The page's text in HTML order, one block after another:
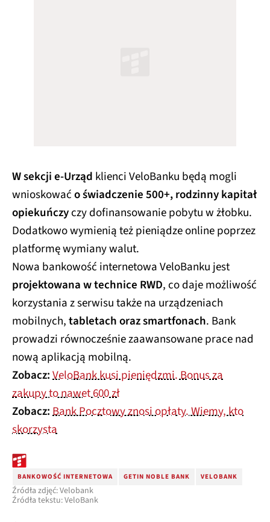
W sekcji e-Urząd klienci VeloBanku będą mogli
wnioskowaćo świadczenie 500+, rodzinny kapitał
opiekuńczyczy dofinansowanie pobytu w żłobku.
Dodatkowo wymienią też pieniądze online poprzez
platformę wymiany walut.
Nowa bankowość internetowa VeloBanku jest
projektowana w technice RWD, co daje możliwość
korzystania z serwisu także na urządzeniach
mobilnych,tabletach oraz smartfonach. Bank
prowadzi równocześnie zaawansowane prace nad
nową aplikacją mobilną.
Zobacz:VeloBank kusi pieniędzmi. Bonus za
zakupy to nawet 600 zł
Zobacz:Bank Pocztowy znosi opłaty. Wiemy, kto
skorzysta
BANKOWOŚĆ INTERNETOWA GETIN NOBLE BANK VELOBANK
Źródła zdjęć: Velobank
Źródła tekstu: VeloBank